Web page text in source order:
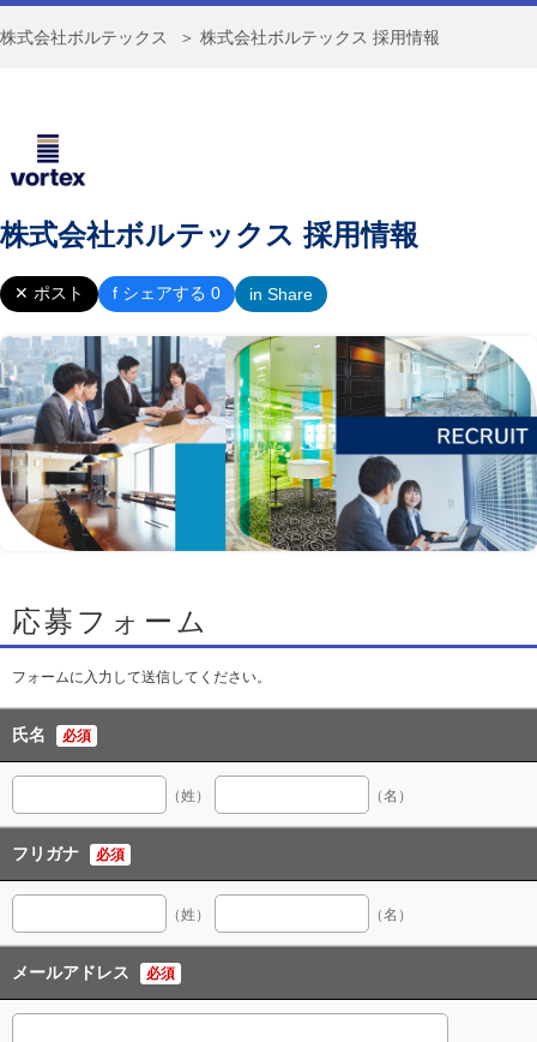
株式会社ボルテックス ＞ 株式会社ボルテックス 採用情報
株式会社ボルテックス 採用情報
✕ ポスト f シェアする 0 in Share
応募フォーム
フォームに入力して送信してください。
氏名 必須
（姓） （名）
フリガナ 必須
（姓） （名）
メールアドレス 必須